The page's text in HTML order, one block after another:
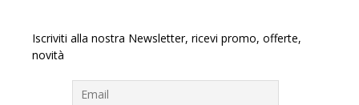
Iscriviti alla nostra Newsletter, ricevi promo, offerte,
novità